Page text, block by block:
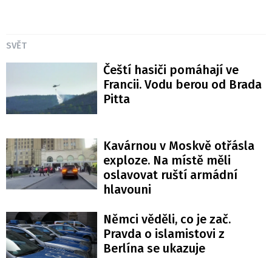
SVĚT
Čeští hasiči pomáhají ve
Francii. Vodu berou od Brada
Pitta
Kavárnou v Moskvě otřásla
exploze. Na místě měli
oslavovat ruští armádní
hlavouni
Němci věděli, co je zač.
Pravda o islamistovi z
Berlína se ukazuje